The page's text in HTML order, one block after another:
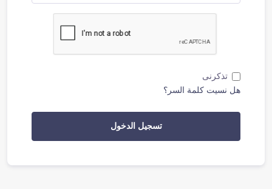
تذكرنى
هل نسيت كلمة السر؟
تسجيل الدخول